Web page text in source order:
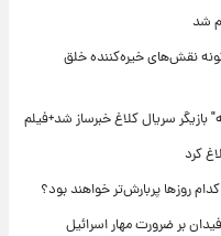
شد
نقش‌های خیره‌کننده خلق
سریال کلاغ خبرساز شد+فیلم
روزها پربارش‌تر خواهند بود؟
بر ضرورت مهار اسرائیل